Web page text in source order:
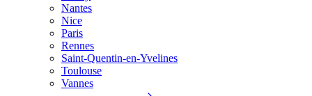
Nantes
Nice
Paris
Rennes
Saint-Quentin-en-Yvelines
Toulouse
Vannes